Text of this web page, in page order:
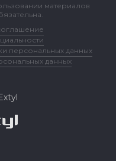
материалов
персональных данных
данных